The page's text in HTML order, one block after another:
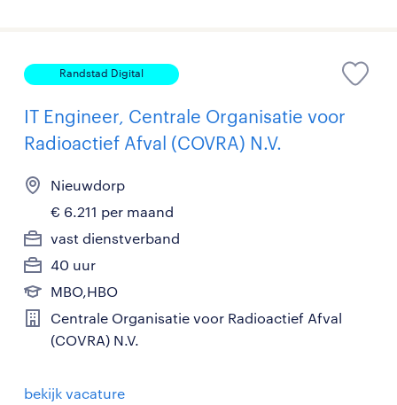
Randstad Digital
IT Engineer, Centrale Organisatie voor
Radioactief Afval (COVRA) N.V.
Nieuwdorp
€ 6.211 per maand
vast dienstverband
40 uur
MBO,HBO
Centrale Organisatie voor Radioactief Afval
(COVRA) N.V.
bekijk vacature